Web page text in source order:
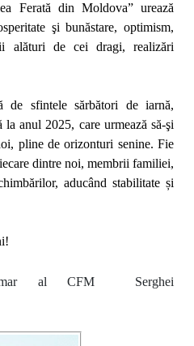
Ferată din Moldova” urează
şi bunăstare, optimism,
alături de cei dragi, realizări
de sfintele sărbători de iarnă,
anul 2025, care urmează să-şi
pline de orizonturi senine. Fie
dintre noi, membrii familiei,
aducând stabilitate și
al CFM Serghei